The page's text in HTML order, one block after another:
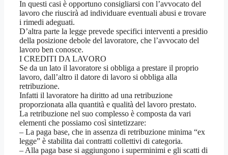
In questi casi è opportuno consigliarsi con l’avvocato del
lavoro che riuscirà ad individuare eventuali abusi e trovare
i rimedi adeguati.
D’altra parte la legge prevede specifici interventi a presidio
della posizione debole del lavoratore, che l’avvocato del
lavoro ben conosce.
I CREDITI DA LAVORO
Se da un lato il lavoratore si obbliga a prestare il proprio
lavoro, dall’altro il datore di lavoro si obbliga alla
retribuzione.
Infatti il lavoratore ha diritto ad una retribuzione
proporzionata alla quantità e qualità del lavoro prestato.
La retribuzione nel suo complesso è composta da vari
elementi che possiamo così sintetizzare:
– La paga base, che in assenza di retribuzione minima “ex
legge” è stabilita dai contratti collettivi di categoria.
– Alla paga base si aggiungono i superminimi e gli scatti di